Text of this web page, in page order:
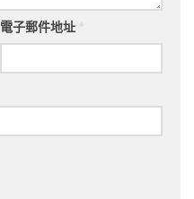
電子郵件地址